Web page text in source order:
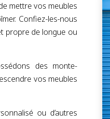
mettre vos meubles
Confiez-les-nous
propre de longue ou
des monte-
vos meubles
ou d’autres